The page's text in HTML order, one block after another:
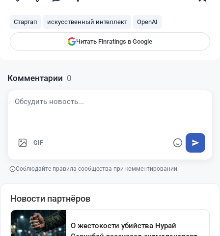
Стартап искусственный интеллект OpenAI
Читать Finratings в Google
Комментарии 0
GIF
Соблюдайте правила сообщества при комментировании